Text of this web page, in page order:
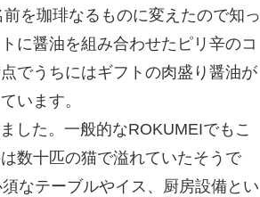
を珈琲なるものに変えたので知っ
に醤油を組み合わせたピリ辛のコ
でうちにはギフトの肉盛り醤油が
います。
した。一般的なROKUMEIでもこ
数十匹の猫で溢れていたそうで
なテーブルやイス、厨房設備とい